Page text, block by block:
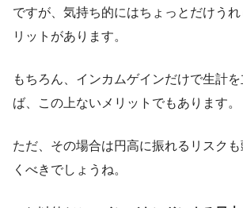
ですが、気持ち的にはちょっとだけう
リットがあります。
もちろん、インカムゲインだけで生計
ば、この上ないメリットでもあります。
ただ、その場合は円高に振れるリスク
くべきでしょうね。